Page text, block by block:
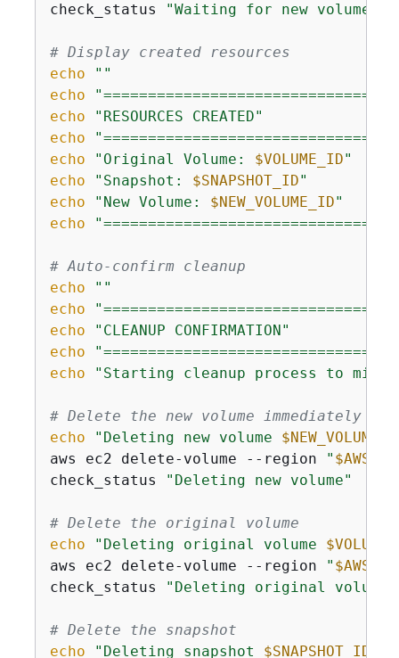
check_status
"Waiting for new volume"
# Display created resources
echo
""
echo
echo
"RESOURCES CREATED"
echo
echo
"Original Volume: $VOLUME_ID"
echo
"Snapshot: $SNAPSHOT_ID"
echo
"New Volume: $NEW_VOLUME_ID"
echo
# Auto-confirm cleanup
echo
""
echo
echo
"CLEANUP CONFIRMATION"
echo
echo
"Starting cleanup process to
# Delete the new volume immediately
echo
"Deleting new volume
aws ec2 delete-volume --region
"
check_status
"Deleting new volume"
# Delete the original volume
echo
"Deleting original volume
aws ec2 delete-volume --region
"
check_status
"Deleting original volume"
# Delete the snapshot
echo
"Deleting snapshot $SNAPSHOT_ID